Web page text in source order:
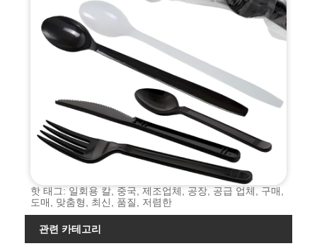
핫 태그: 일회용 칼, 중국, 제조업체, 공장, 공급 업체, 구매,
도매, 맞춤형, 최신, 품질, 저렴한
관련 카테고리